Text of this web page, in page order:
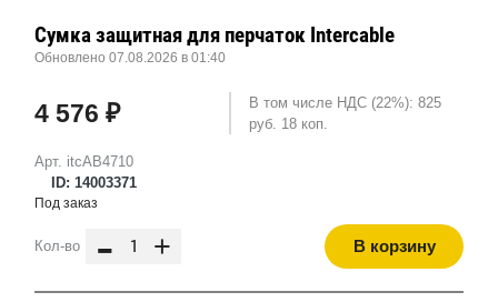
Арт. itcAB4710
ID: 14003371
Сумка защитная для перчаток Intercable
Обновлено 07.08.2026 в 01:40
4 576 ₽
В том числе НДС (22%): 825
руб. 18 коп.
Под заказ
Кол-во - + В корзину